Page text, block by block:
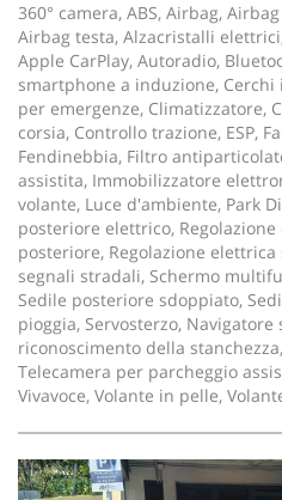
360° camera, ABS, Airbag,
Airbag testa, Alzacristalli
Apple CarPlay, Autoradio,
smartphone a induzione,
per emergenze, Climatizzatore,
corsia, Controllo trazione, ESP,
Fendinebbia, Filtro
assistita, Immobilizzatore
volante, Luce d'ambiente, Park
posteriore elettrico,
posteriore, Regolazione
segnali stradali, Schermo
Sedile posteriore sdoppiato,
pioggia, Servosterzo,
riconoscimento della
Telecamera per parcheggio
Vivavoce, Volante in pelle,